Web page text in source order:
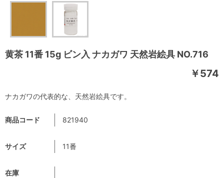
黄茶 11番 15g ビン入 ナカガワ 天然岩絵具 NO.716
￥574
商品コード 821940
サイズ 11番
在庫
ナカガワの代表的な、天然岩絵具です。